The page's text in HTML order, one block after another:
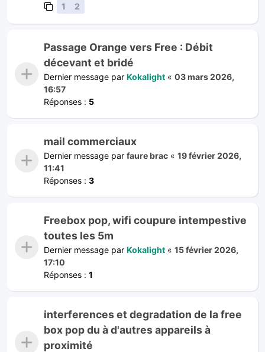
1
2
Passage Orange vers Free : Débit
décevant et bridé
Dernier message par Kokalight « 03 mars 2026,
16:57
Réponses : 5
mail commerciaux
Dernier message par faure brac « 19 février 2026,
11:41
Réponses : 3
Freebox pop, wifi coupure intempestive
toutes les 5m
Dernier message par Kokalight « 15 février 2026,
17:10
Réponses : 1
interferences et degradation de la free
box pop du à d'autres appareils à
proximité